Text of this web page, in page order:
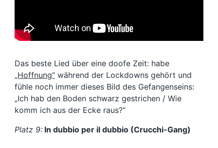
Das beste Lied über eine doofe Zeit: habe
„Hoffnung“ während der Lockdowns gehört und
fühle noch immer dieses Bild des Gefangenseins:
„Ich hab den Boden schwarz gestrichen / Wie
komm ich aus der Ecke raus?“
Platz 9: In dubbio per il dubbio (Crucchi-Gang)